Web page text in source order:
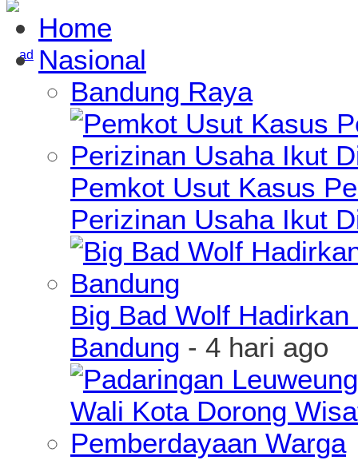
Home
Nasional
Bandung Raya
Pemkot Usut Kasus
Perizinan Usaha Ikut
Big Bad Wolf
Bandung - 4 hari ago